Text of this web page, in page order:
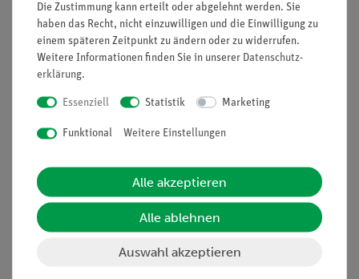
Unternehmen
Projekte und Lösungen
Presse
Stellenangebote
Kontakt
Impressum
AGB
Übersicht Service
Beratung & Showroom
Einräumservice
Die Zustimmung kann erteilt oder abgelehnt werden. Sie
haben das Recht, nicht einzuwilligen und die Einwilligung zu
einem späteren Zeitpunkt zu ändern oder zu widerrufen.
Weitere Informationen finden Sie in unserer Daten­schutz­
erklärung.
Essenziell Statistik Marketing
Funktional Weitere Einstellungen
Alle akzeptieren
Alle ablehnen
Auswahl akzeptieren